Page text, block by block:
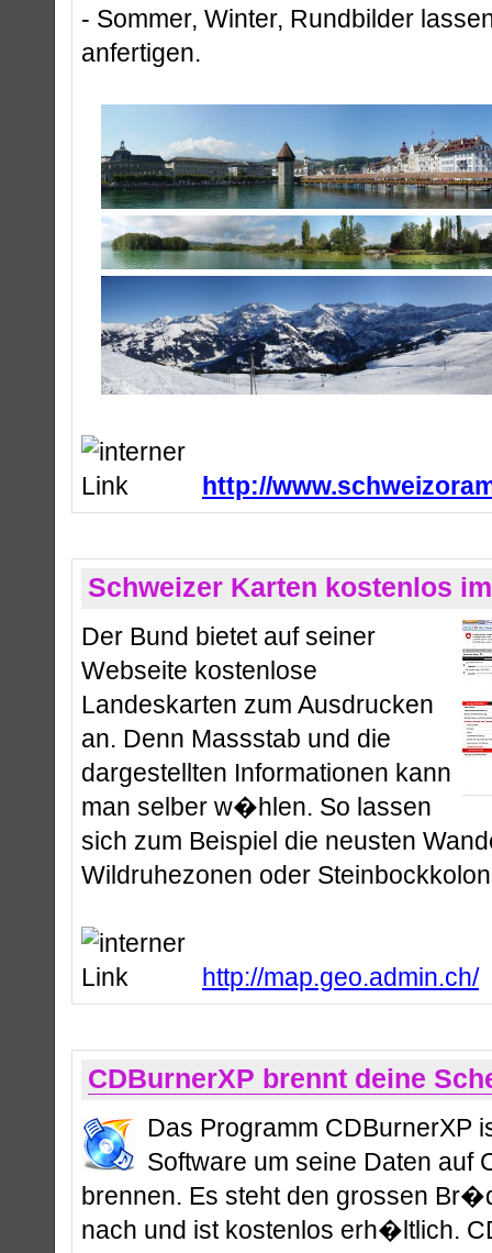
- Sommer, Winter, Rundbilder
anfertigen.
http://
Schweizer Karten kostenlos
Der Bund bietet auf seiner
Webseite kostenlose
Landeskarten zum Ausdrucken
an. Denn Massstab und die
dargestellten Informationen kann
man selber w�hlen. So lassen
sich zum Beispiel die neusten
Wildruhezonen oder
http://map.geo.admin.ch/
CDBurnerXP brennt deine
Das Programm CDBurnerXP
Software um seine Daten auf
brennen. Es steht den grossen
nach und ist kostenlos erh�ltlich.